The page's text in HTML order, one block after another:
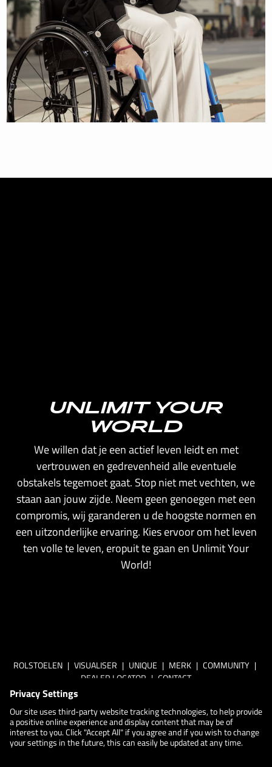
UNLIMIT YOUR
WORLD
We willen dat je een actief leven leidt en met
vertrouwen en gedrevenheid alle eventuele
obstakels tegemoet gaat. Stop niet met vechten, we
staan ​​aan jouw zijde. Neem geen genoegen met een
compromis, wij garanderen u de hoogste normen en
een uitzonderlijke ervaring. Kies ervoor om het leven
ten volle te leven, eropuit te gaan en Unlimit Your
World!
ROLSTOELEN | VISUALISER | UNIQUE | MERK | COMMUNITY |
DEALER LOCATOR | CONTACT